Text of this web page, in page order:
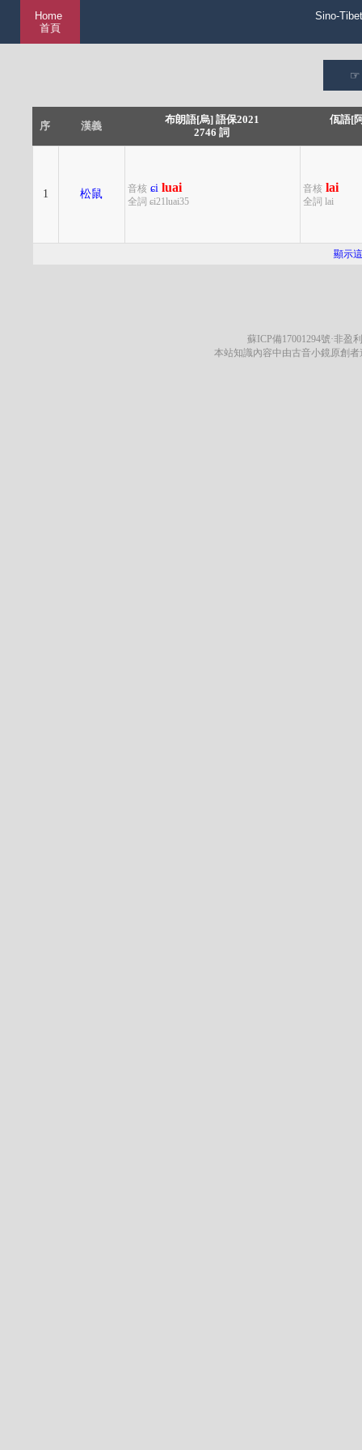
Home
首頁
Sino-
序 漢義
布朗語[烏] 語保2021
2746 詞
佤語[
1 松鼠 音核 ɕi luai
全詞 ɕi21luai35
音核 lai
全詞 lai
顯示
蘇ICP備17001294號·非盈
本站知識內容中由古音小鏡原創